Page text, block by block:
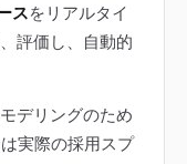
スをリアルタイ
評価し、自動的
デリングのため
実際の採用スプ